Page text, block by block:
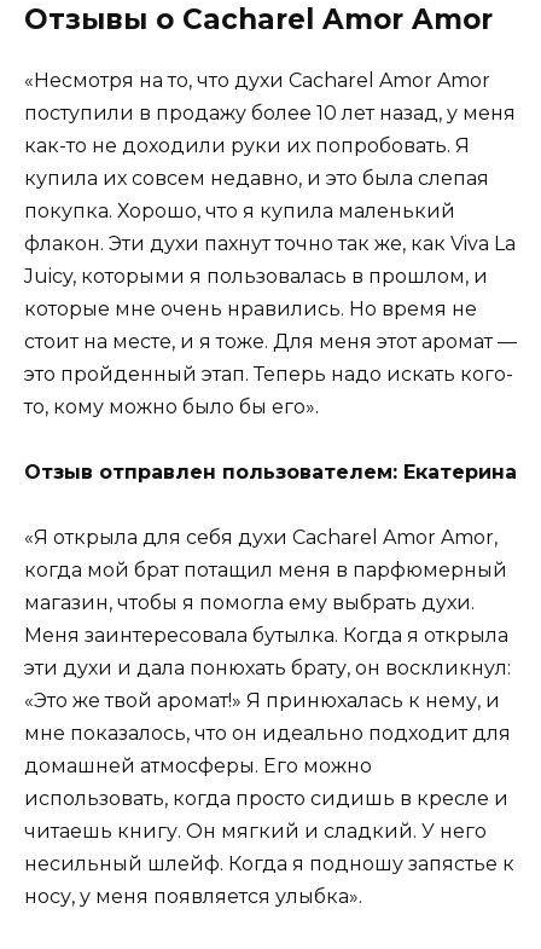
Отзывы о Cacharel Amor Amor
«Несмотря на то, что духи Cacharel Amor Amor
поступили в продажу более 10 лет назад, у меня
как-то не доходили руки их попробовать. Я
купила их совсем недавно, и это была слепая
покупка. Хорошо, что я купила маленький
флакон. Эти духи пахнут точно так же, как Viva La
Juicy, которыми я пользовалась в прошлом, и
которые мне очень нравились. Но время не
стоит на месте, и я тоже. Для меня этот аромат —
это пройденный этап. Теперь надо искать кого-
то, кому можно было бы его».
Отзыв отправлен пользователем: Екатерина
«Я открыла для себя духи Cacharel Amor Amor,
когда мой брат потащил меня в парфюмерный
магазин, чтобы я помогла ему выбрать духи.
Меня заинтересовала бутылка. Когда я открыла
эти духи и дала понюхать брату, он воскликнул:
«Это же твой аромат!» Я принюхалась к нему, и
мне показалось, что он идеально подходит для
домашней атмосферы. Его можно
использовать, когда просто сидишь в кресле и
читаешь книгу. Он мягкий и сладкий. У него
несильный шлейф. Когда я подношу запястье к
носу, у меня появляется улыбка».